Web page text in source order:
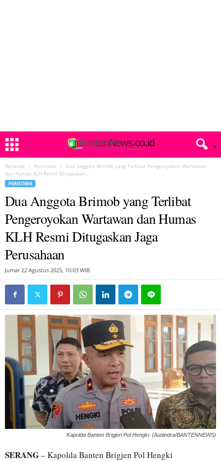
Beranda Peristiwa
Dua Anggota Brimob yang Terlibat Pengeroyokan Wartawan
dan Humas KLH Resmi Ditugaskan...
PERISTIWA
Dua Anggota Brimob yang Terlibat
Pengeroyokan Wartawan dan Humas
KLH Resmi Ditugaskan Jaga
Perusahaan
Jumat 22 Agustus 2025, 10:03 WIB
Kapolda Banten Brigjen Pol Hengki. (Audindra/BANTENNEWS)
SERANG– Kapolda Banten Brigjen Pol Hengki